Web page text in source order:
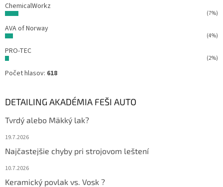
ChemicalWorkz
(7%)
AVA of Norway
(4%)
PRO-TEC
(2%)
Počet hlasov: 618
DETAILING AKADÉMIA FEŠI AUTO
Tvrdý alebo Mäkký lak?
19.7.2026
Najčastejšie chyby pri strojovom leštení
10.7.2026
Keramický povlak vs. Vosk ?